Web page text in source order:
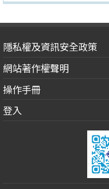
隱私權及資訊安全政策
網站著作權聲明
操作手冊
登入